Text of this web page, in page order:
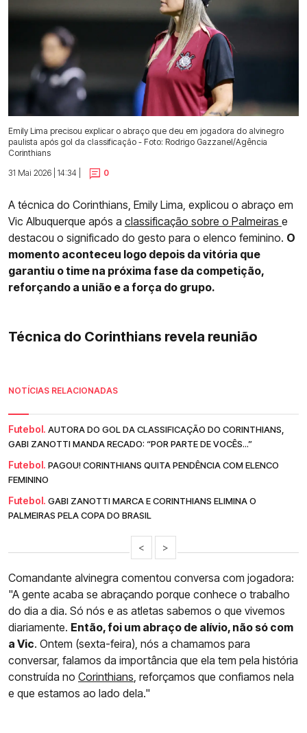
Emily Lima precisou explicar o abraço que deu em jogadora do alvinegro
paulista após gol da classificação - Foto: Rodrigo Gazzanel/Agência
Corinthians
31 Mai 2026 | 14:34 |
0
A técnica do Corinthians, Emily Lima, explicou o abraço em
Vic Albuquerque após a classificação sobre o Palmeiras e
destacou o significado do gesto para o elenco feminino. O
momento aconteceu logo depois da vitória que
garantiu o time na próxima fase da competição,
reforçando a união e a força do grupo.
Técnica do Corinthians revela reunião
NOTÍCIAS RELACIONADAS
Futebol. AUTORA DO GOL DA CLASSIFICAÇÃO DO CORINTHIANS,
GABI ZANOTTI MANDA RECADO: “POR PARTE DE VOCÊS...”
Futebol. PAGOU! CORINTHIANS QUITA PENDÊNCIA COM ELENCO
FEMININO
Futebol. GABI ZANOTTI MARCA E CORINTHIANS ELIMINA O
PALMEIRAS PELA COPA DO BRASIL
< >
Comandante alvinegra comentou conversa com jogadora:
"A gente acaba se abraçando porque conhece o trabalho
do dia a dia. Só nós e as atletas sabemos o que vivemos
diariamente. Então, foi um abraço de alívio, não só com
a Vic. Ontem (sexta-feira), nós a chamamos para
conversar, falamos da importância que ela tem pela história
construída no Corinthians , reforçamos que confiamos nela
e que estamos ao lado dela."